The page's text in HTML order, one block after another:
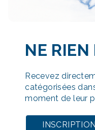
NE
Recevez
catégorisées
moment de leur